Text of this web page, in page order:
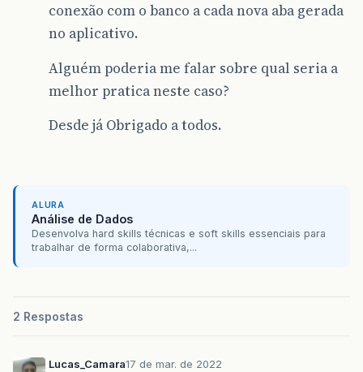
conexão com o banco a cada nova aba gerada
no aplicativo.
Alguém poderia me falar sobre qual seria a
melhor pratica neste caso?
Desde já Obrigado a todos.
ALURA
Análise de Dados
Desenvolva hard skills técnicas e soft skills essenciais para
trabalhar de forma colaborativa,...
2 Respostas
Lucas_Camara17 de mar. de 2022